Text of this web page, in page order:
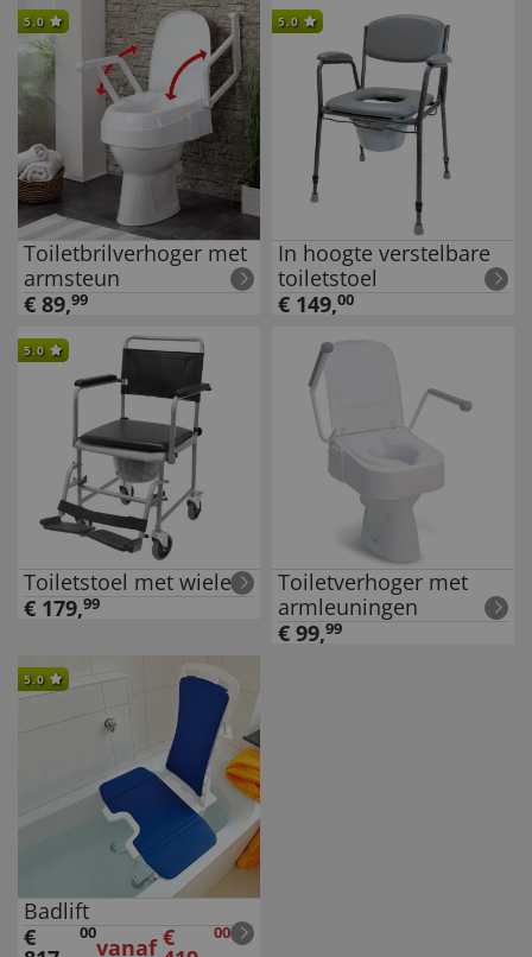
5.0
Toiletbrilverhoger met
armsteun
€ 89,99
5.0
In hoogte verstelbare
toiletstoel
€ 149,00
5.0
Toiletstoel met wielen
€ 179,99
Toiletverhoger met
armleuningen
€ 99,99
5.0
Badlift
€
00vanaf € 00